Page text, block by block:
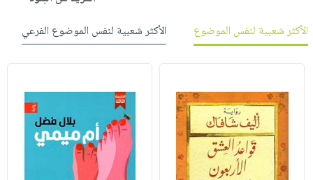
الأكثر شعبية لنفس الموضوع
الأكثر شعبية لنفس الموضوع الفرعي